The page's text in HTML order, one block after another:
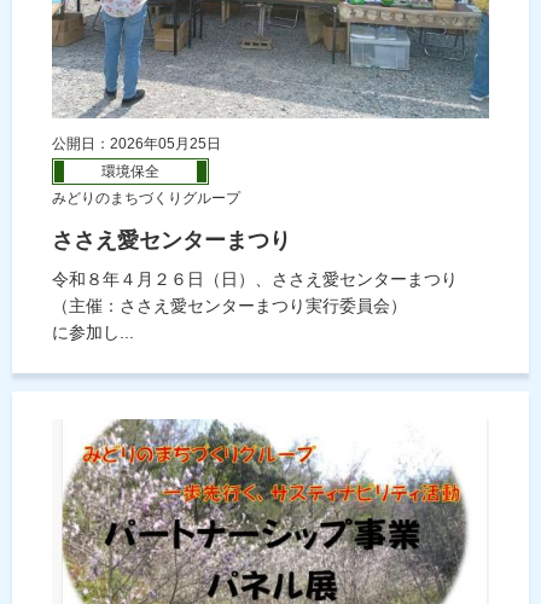
公開日：2026年05月25日
環境保全
みどりのまちづくりグループ
ささえ愛センターまつり
令和８年４月２６日（日）、ささえ愛センターまつり
（主催：ささえ愛センターまつり実行委員会）
に参加し...